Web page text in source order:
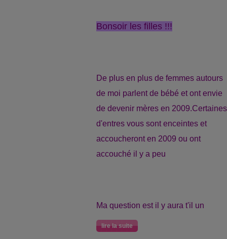
Bonsoir les filles !!!
De plus en plus de femmes autours
de moi parlent de bébé et ont envie
de devenir mères en 2009.Certaines
d'entres vous sont enceintes et
accoucheront en 2009 ou ont
accouché il y a peu
Ma question est il y aura t'il un
lire la suite